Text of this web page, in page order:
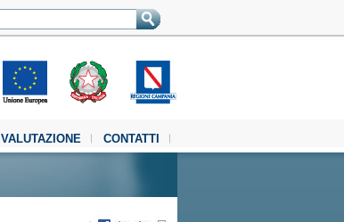
VALUTAZIONE
CONTATTI